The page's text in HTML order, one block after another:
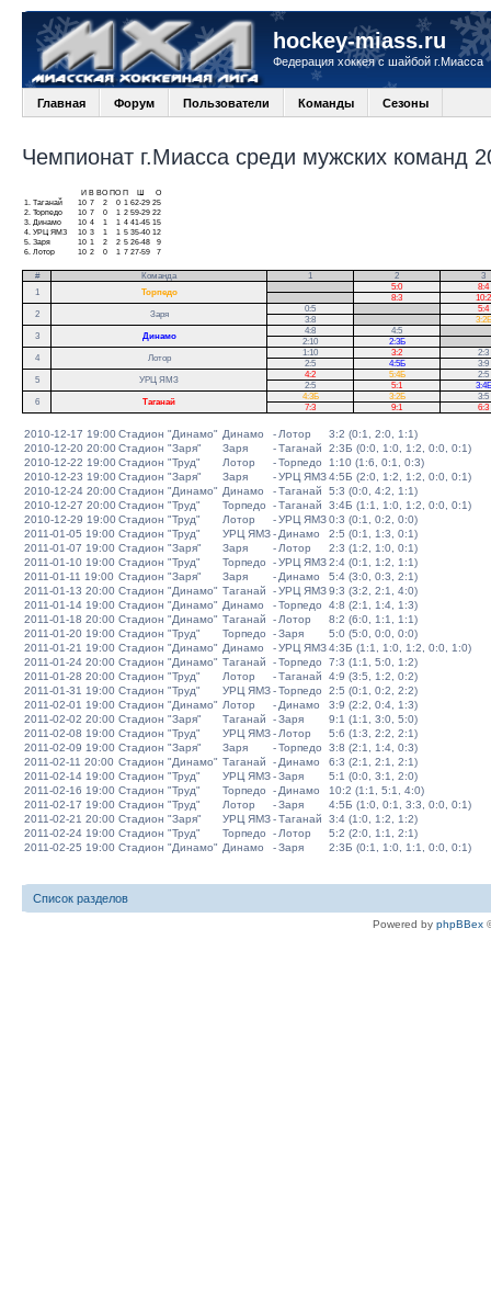
hockey-miass.ru
Федерация хоккея с шайбой г.Миасса
Главная Форум Пользователи Команды Сезоны
Чемпионат г.Миасса среди мужских команд
И В ВО ПО П
О
1.
Таганай 10 7 2 0 1 62-29 25
2. Торпедо 10 7 0 1 2 59-29 22
3.
Динамо 10 4 1 1 4 41-45 15
4. УРЦ ЯМЗ 10 3 1 1 5 35-40 12
5. Заря 10 1 2 2 5 26-48
9
6. Лотор 10 2 0 1 7 27-59 7
# Команда 1 2
3
1
Торпедо
5:0
8:4
8:3
10:2
2
Заря
0:5
5:4
3:8
3:2Б
3
Динамо
4:8 4:5
2:10
2:3Б
4
Лотор
1:10 3:2
2:3
2:5
4:5Б
3:9
5
УРЦ ЯМЗ
4:2 5:4Б
2:5
2:5
5:1
3:4Б
6
Таганай
4:3Б 3:2Б
3:5
7:3
9:1 6:3
2010-12-17 19:00Стадион "Динамо" Динамо - Лотор
3:2 (0:1, 2:0, 1:1)
2010-12-20 20:00Стадион "Заря" Заря -Таганай
2:3Б (0:0, 1:0, 1:2, 0:0, 0:1)
2010-12-22 19:00Стадион "Труд" Лотор -Торпедо
1:10 (1:6, 0:1, 0:3)
2010-12-23 19:00Стадион "Заря" Заря -УРЦ ЯМЗ4:5Б (2:0, 1:2, 1:2, 0:0, 0:1)
2010-12-24 20:00Стадион "Динамо" Динамо -Таганай
5:3 (0:0, 4:2, 1:1)
2010-12-27 20:00Стадион "Труд" Торпедо -Таганай
3:4Б (1:1, 1:0, 1:2, 0:0, 0:1)
2010-12-29 19:00Стадион "Труд" Лотор -УРЦ ЯМЗ0:3 (0:1, 0:2, 0:0)
2011-01-05 19:00 Стадион "Труд" УРЦ ЯМЗ- Динамо
2:5 (0:1, 1:3, 0:1)
2011-01-07 19:00 Стадион "Заря" Заря - Лотор
2:3 (1:2, 1:0, 0:1)
2011-01-10 19:00 Стадион "Труд" Торпедо -УРЦ ЯМЗ2:4 (0:1, 1:2, 1:1)
2011-01-11 19:00 Стадион "Заря" Заря - Динамо
5:4 (3:0, 0:3, 2:1)
2011-01-13 20:00 Стадион "Динамо" Таганай -УРЦ ЯМЗ9:3 (3:2, 2:1, 4:0)
2011-01-14 19:00 Стадион "Динамо" Динамо -Торпедо
4:8 (2:1, 1:4, 1:3)
2011-01-18 20:00 Стадион "Динамо" Таганай - Лотор
8:2 (6:0, 1:1, 1:1)
2011-01-20 19:00 Стадион "Труд" Торпедо -Заря
5:0 (5:0, 0:0, 0:0)
2011-01-21 19:00 Стадион "Динамо" Динамо -УРЦ ЯМЗ4:3Б (1:1, 1:0, 1:2, 0:0, 1:0)
2011-01-24 20:00 Стадион "Динамо" Таганай -Торпедо
7:3 (1:1, 5:0, 1:2)
2011-01-28 20:00 Стадион "Труд" Лотор -Таганай
4:9 (3:5, 1:2, 0:2)
2011-01-31 19:00 Стадион "Труд" УРЦ ЯМЗ-Торпедо
2:5 (0:1, 0:2, 2:2)
2011-02-01 19:00 Стадион "Динамо" Лотор - Динамо
3:9 (2:2, 0:4, 1:3)
2011-02-02 20:00 Стадион "Заря" Таганай -Заря
9:1 (1:1, 3:0, 5:0)
2011-02-08 19:00 Стадион "Труд" УРЦ ЯМЗ- Лотор
5:6 (1:3, 2:2, 2:1)
2011-02-09 19:00 Стадион "Заря" Заря -Торпедо
3:8 (2:1, 1:4, 0:3)
2011-02-11 20:00 Стадион "Динамо" Таганай - Динамо
6:3 (2:1, 2:1, 2:1)
2011-02-14 19:00 Стадион "Труд" УРЦ ЯМЗ-Заря
5:1 (0:0, 3:1, 2:0)
2011-02-16 19:00 Стадион "Труд" Торпедо - Динамо
10:2 (1:1, 5:1, 4:0)
2011-02-17 19:00 Стадион "Труд" Лотор -Заря
4:5Б (1:0, 0:1, 3:3, 0:0, 0:1)
2011-02-21 20:00 Стадион "Заря" УРЦ ЯМЗ-Таганай
3:4 (1:0, 1:2, 1:2)
2011-02-24 19:00 Стадион "Труд" Торпедо - Лотор
5:2 (2:0, 1:1, 2:1)
2011-02-25 19:00 Стадион "Динамо" Динамо -Заря 2:3Б (0:1, 1:0, 1:1, 0:0, 0:1)
Список разделов
Powered by phpBBex